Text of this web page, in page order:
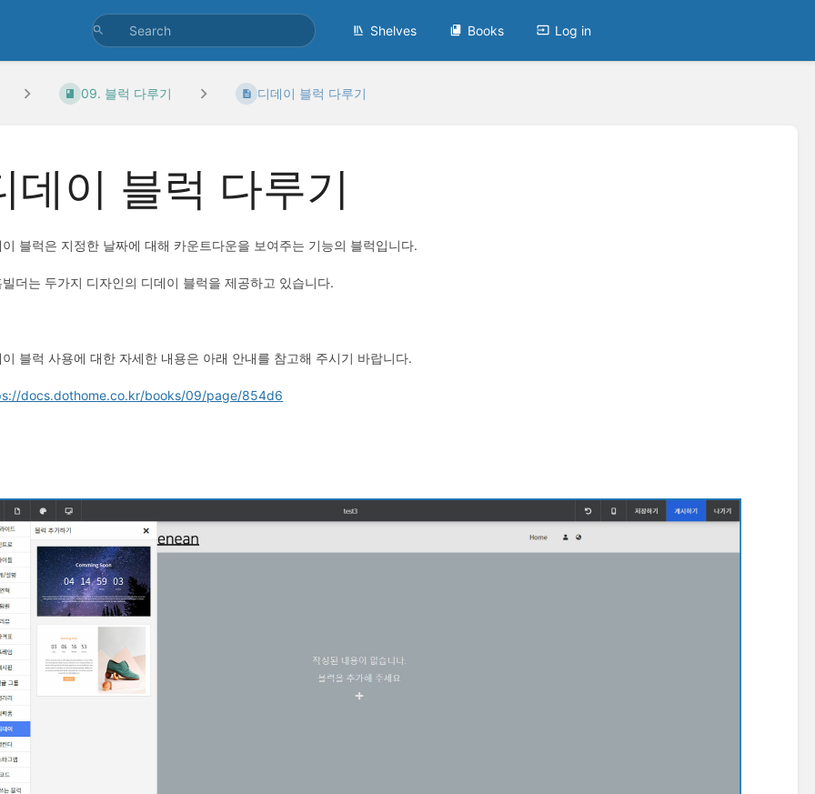
Shelves Books Log in
09. 블럭 다루기 디데이 블럭 다루기
데이 블럭 다루기
이 블럭은 지정한 날짜에 대해 카운트다운을 보여주는 기능의 블럭입니다.
빌더는 두가지 디자인의 디데이 블럭을 제공하고 있습니다.
이 블럭 사용에 대한 자세한 내용은 아래 안내를 참고해 주시기 바랍니다.
docs.dothome.co.kr/books/09/page/854d6